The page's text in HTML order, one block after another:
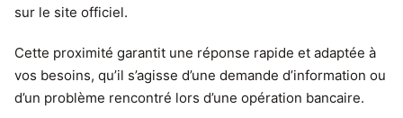
sur le site officiel.
Cette proximité garantit une réponse rapide et adaptée à
vos besoins, qu’il s’agisse d’une demande d’information ou
d’un problème rencontré lors d’une opération bancaire.